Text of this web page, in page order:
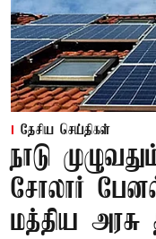
தேசிய செய்திகள்
நாடு
சோலார்
மத்திய